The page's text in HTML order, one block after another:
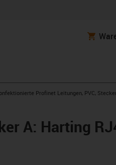
icon-arrow-rightProfinet Leitungen, PVC,
A: Harting